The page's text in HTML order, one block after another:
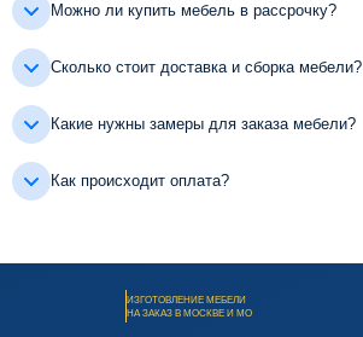
Можно ли купить мебель в рассрочку?
Сколько стоит доставка и сборка мебели?
Какие нужны замеры для заказа мебели?
Как происходит оплата?
ИЗГОТОВЛЕНИЕ МЕБЕЛИ
НА ЗАКАЗ В МОСКВЕ И МО